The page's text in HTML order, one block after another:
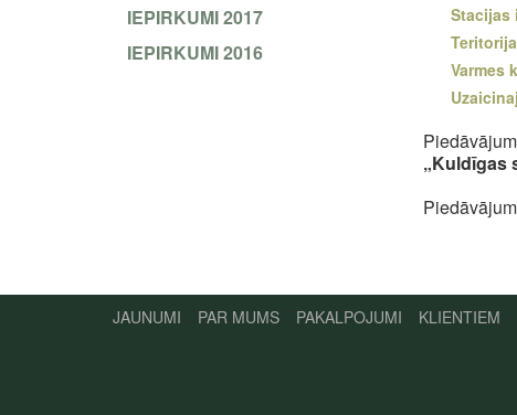
IEPIRKUMI 2017
IEPIRKUMI 2016
Stacijas
Varmes
„Kuldīgas
JAUNUMI PAR MUMS PAKALPOJUMI KLIENTIEM